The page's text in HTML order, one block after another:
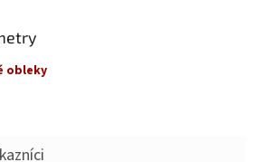
obleky